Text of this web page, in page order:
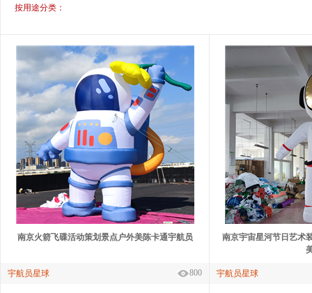
按用途分类：
南京火箭飞碟活动策划景点户外美陈卡通宇航员
800
宇航员星球
南京宇宙星河节日艺术
宇航员星球